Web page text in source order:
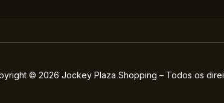
© 2026 Jockey Plaza Shopping – Todos os